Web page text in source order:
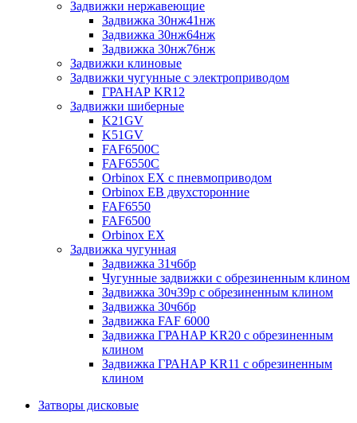
Задвижки нержавеющие
Задвижка 30нж41нж
Задвижка 30нж64нж
Задвижка 30нж76нж
Задвижки клиновые
Задвижки чугунные с электроприводом
ГРАНАР KR12
Задвижки шиберные
K21GV
K51GV
FAF6500C
FAF6550С
Orbinox EX с пневмоприводом
Orbinox EB двухсторонние
FAF6550
FAF6500
Orbinox EX
Задвижка чугунная
Задвижка 31ч6бр
Чугунные задвижки с обрезиненным клином
Задвижка 30ч39р с обрезиненным клином
Задвижка 30ч6бр
Задвижка FAF 6000
Задвижка ГРАНАР KR20 с обрезиненным
клином
Задвижка ГРАНАР KR11 с обрезиненным
клином
Затворы дисковые